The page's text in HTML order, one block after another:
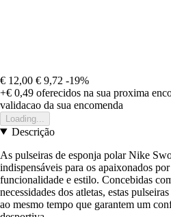
€ 12,00 € 9,72 -19%
+€ 0,49 oferecidos na sua proxima
validacao da sua encomenda
Loading...
Descrição
As pulseiras de esponja polar Nike
indispensáveis para os apaixonados
funcionalidade e estilo. Concebidas
necessidades dos atletas, estas
ao mesmo tempo que garantem um